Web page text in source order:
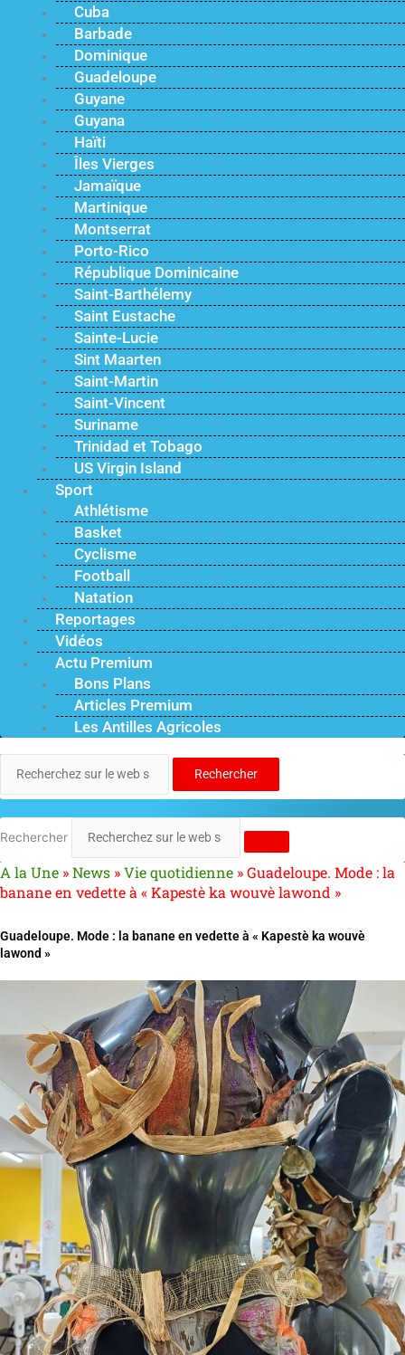
Cuba
Barbade
Dominique
Guadeloupe
Guyane
Guyana
Haïti
Îles Vierges
Jamaïque
Martinique
Montserrat
Porto-Rico
République Dominicaine
Saint-Barthélemy
Saint Eustache
Sainte-Lucie
Sint Maarten
Saint-Martin
Saint-Vincent
Suriname
Trinidad et Tobago
US Virgin Island
Sport
Athlétisme
Basket
Cyclisme
Football
Natation
Reportages
Vidéos
Actu Premium
Bons Plans
Articles Premium
Les Antilles Agricoles
Rechercher
Rechercher
A la Une »News »Vie quotidienne »Guadeloupe. Mode : la
banane en vedette à « Kapestè ka wouvè lawond »
Guadeloupe. Mode : la banane en vedette à « Kapestè ka wouvè
lawond »